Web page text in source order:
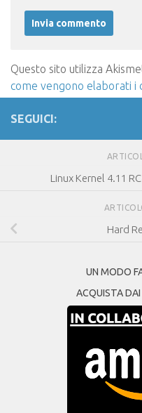
Questo sito utilizza
come vengono elaborati i
SEGUICI:
Linux Kernel 4.11
Hard
UN MODO
ACQUISTA